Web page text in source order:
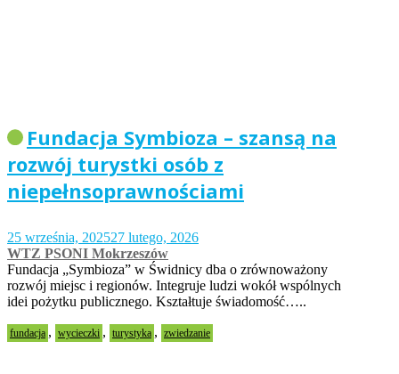
Fundacja Symbioza – szansą na
rozwój turystki osób z
niepełnsoprawnościami
25 września, 202527 lutego, 2026
WTZ PSONI Mokrzeszów
Fundacja „Symbioza” w Świdnicy dba o zrównoważony
rozwój miejsc i regionów. Integruje ludzi wokół wspólnych
idei pożytku publicznego. Kształtuje świadomość…..
fundacja , wycieczki , turystyka , zwiedzanie